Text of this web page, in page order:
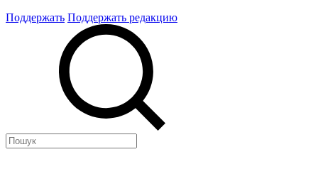
Поддержать Поддержать редакцию